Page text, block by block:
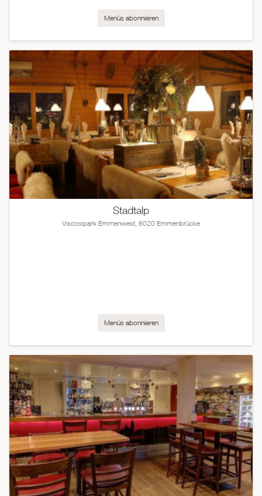
Menüs abonnieren
Stadtalp
Viscosipark Emmenweid, 6020 Emmenbrücke
Menüs abonnieren